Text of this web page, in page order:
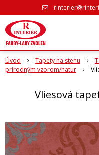
Úvod Tapety na stenu
prírodným vzorom/natur
Vliesová